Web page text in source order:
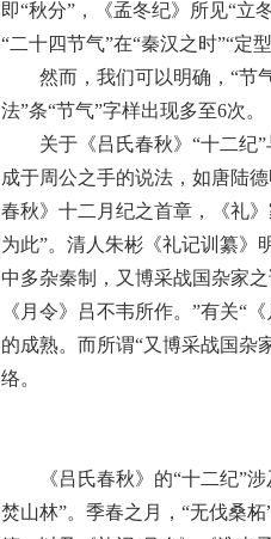
即“秋分”，《孟冬纪》所见“立
“二十四节气”在“秦汉之时”“定
然而，我们可以明确，“节
法”条“节气”字样出现多至6次。
关于《吕氏春秋》“十二纪
成于周公之手的说法，如唐陆
春秋》十二月纪之首章，《礼
为此”。清人朱彬《礼记训纂》
中多杂秦制，又博采战国杂家
《月令》吕不韦所作。”有关“
的成熟。而所谓“又博采战国杂
络。
《吕氏春秋》的“十二纪”
焚山林”。季春之月，“无伐桑